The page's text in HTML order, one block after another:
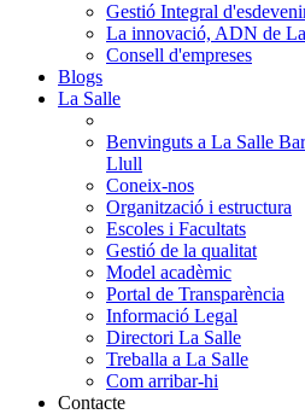
Gestió Integral
La innovació, ADN de
Consell d'empreses
Blogs
La Salle
Benvinguts a La Salle
Llull
Coneix-nos
Organització i estructura
Escoles i Facultats
Gestió de la qualitat
Model acadèmic
Portal de Transparència
Informació Legal
Directori La Salle
Treballa a La Salle
Com arribar-hi
Contacte